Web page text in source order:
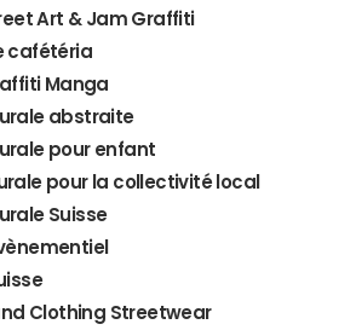
Art & Jam Graffiti
cafétéria
Manga
abstraite
pour enfant
pour la collectivité local
Suisse
Clothing Streetwear